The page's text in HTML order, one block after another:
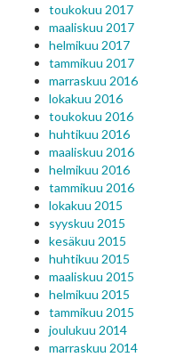
toukokuu 2017
maaliskuu 2017
helmikuu 2017
tammikuu 2017
marraskuu 2016
lokakuu 2016
toukokuu 2016
huhtikuu 2016
maaliskuu 2016
helmikuu 2016
tammikuu 2016
lokakuu 2015
syyskuu 2015
kesäkuu 2015
huhtikuu 2015
maaliskuu 2015
helmikuu 2015
tammikuu 2015
joulukuu 2014
marraskuu 2014